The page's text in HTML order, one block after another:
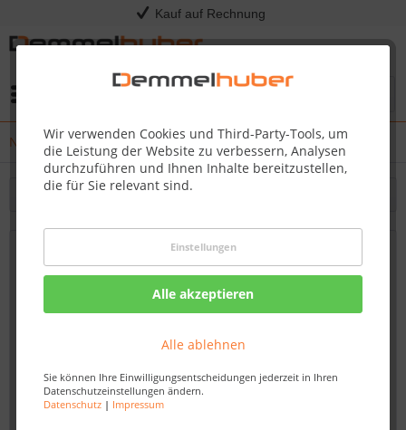
Kauf auf Rechnung
Wir verwenden Cookies und Third-Party-Tools, um
die Leistung der Website zu verbessern, Analysen
durchzuführen und Ihnen Inhalte bereitzustellen,
die für Sie relevant sind.
Einstellungen
Alle akzeptieren
Alle ablehnen
Sie können Ihre Einwilligungsentscheidungen jederzeit in Ihren
Datenschutzeinstellungen ändern.
Datenschutz| Impressum
News
Filtern
Perfektes Geschenk für Grillfans: Ein
Grillkurs bei Demmelhuber
Von: Nadine Wagner